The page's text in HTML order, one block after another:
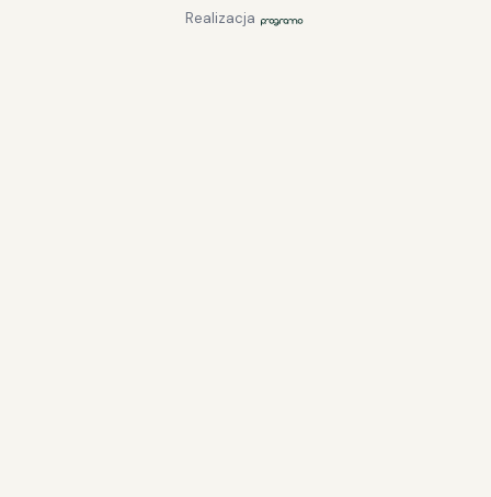
Realizacja